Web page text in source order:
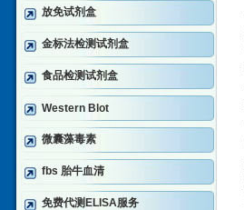
放免试剂盒
金标法检测试剂盒
食品检测试剂盒
Western Blot
微囊藻毒素
fbs 胎牛血清
免费代测ELISA服务